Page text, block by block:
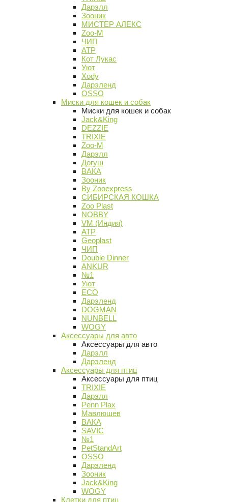
Дарэлл
Зооник
МИСТЕР АЛЕКС
Zoo-M
ЧИП
АТР
Кот Лукас
Уют
Xody
Дарэленд
OSSO
Миски для кошек и собак
Миски для кошек и собак
Jack&King
DEZZIE
TRIXIE
Zoo-M
Дарэлл
Догуш
ВАКА
Зооник
By Zooexpress
СИБИРСКАЯ КОШКА
Zoo Plast
NOBBY
VM (Индия)
АТР
Geoplast
ЧИП
Double Dinner
ANKUR
№1
Уют
ECO
Дарэленд
DOGMAN
NUNBELL
WOGY
Аксессуары для авто
Аксессуары для авто
Дарэлл
Дарэленд
Аксессуары для птиц
Аксессуары для птиц
TRIXIE
Дарэлл
Penn Plax
Мавлюшев
ВАКА
SAVIC
№1
PetStandArt
OSSO
Дарэленд
Зооник
Jack&King
WOGY
Клетки для птиц